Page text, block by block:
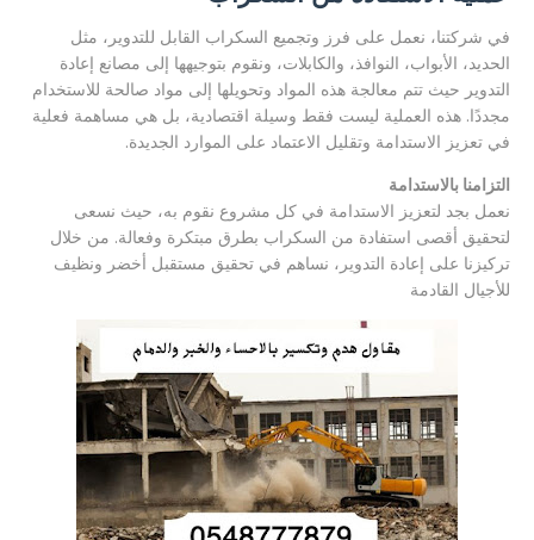
في شركتنا، نعمل على فرز وتجميع السكراب القابل للتدوير، مثل
الحديد، الأبواب، النوافذ، والكابلات، ونقوم بتوجيهها إلى مصانع إعادة
التدوير حيث تتم معالجة هذه المواد وتحويلها إلى مواد صالحة للاستخدام
مجددًا. هذه العملية ليست فقط وسيلة اقتصادية، بل هي مساهمة فعلية
في تعزيز الاستدامة وتقليل الاعتماد على الموارد الجديدة.
التزامنا بالاستدامة
نعمل بجد لتعزيز الاستدامة في كل مشروع نقوم به، حيث نسعى
لتحقيق أقصى استفادة من السكراب بطرق مبتكرة وفعالة. من خلال
تركيزنا على إعادة التدوير، نساهم في تحقيق مستقبل أخضر ونظيف
للأجيال القادمة